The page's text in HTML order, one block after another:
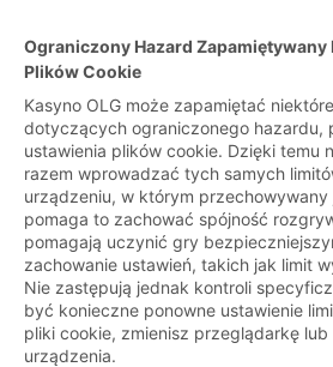
Ograniczony Hazard Zapamiętywany
Plików Cookie
Kasyno OLG może zapamiętać
dotyczących ograniczonego hazardu,
ustawienia plików cookie. Dzięki temu
razem wprowadzać tych samych
urządzeniu, w którym przechowywany
pomaga to zachować spójność
pomagają uczynić gry
zachowanie ustawień, takich jak limit
Nie zastępują jednak kontroli
być konieczne ponowne ustawienie
pliki cookie, zmienisz przeglądarkę
urządzenia.